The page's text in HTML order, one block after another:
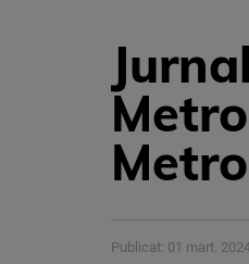
Publicat: 01 mart.